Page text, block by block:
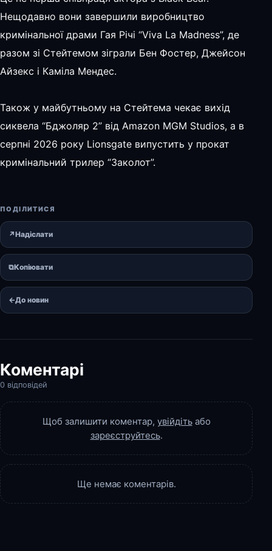
Нещодавно вони завершили виробництво
кримінальної драми Гая Річі “Viva La Madness”, де
разом зі Стейтемом зіграли Бен Фостер, Джейсон
Айзекс і Каміла Мендес.
Також у майбутньому на Стейтема чекає вихід
сиквела “Бджоляр 2” від Amazon MGM Studios, а в
серпні 2026 року Lionsgate випустить у прокат
кримінальний трилер “Заколот”.
ПОДІЛИТИСЯ
↗Надіслати
⧉Копіювати
←До новин
Коментарі
0 відповідей
Щоб залишити коментар, увійдітьабо
зареєструйтесь.
Ще немає коментарів.